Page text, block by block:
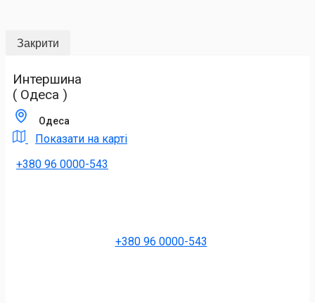
Закрити
Интершина
( Одеса )
Одеса
Показати на карті
+380 96 0000-543
+380 96 0000-543